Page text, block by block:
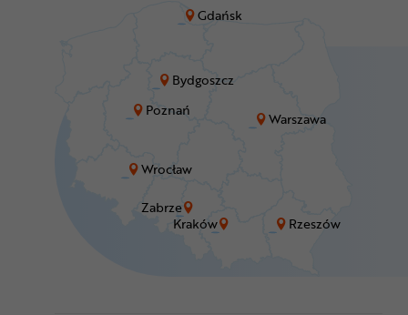
Bydgoszcz
Gdańsk
Kraków
Poznań
Rzeszów
Warszawa
Wrocław
Zabrze